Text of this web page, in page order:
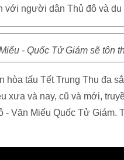
với người dân Thủ đô và du
- Quốc Tử Giám sẽ tôn
hòa tấu Tết Trung Thu đa
xưa và nay, cũ và mới,
Văn Miếu Quốc Tử Giám.